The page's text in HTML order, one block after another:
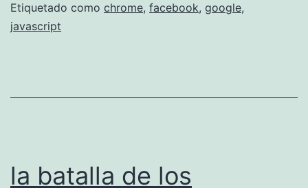
Etiquetado como chrome, facebook, google,
javascript
la batalla de los